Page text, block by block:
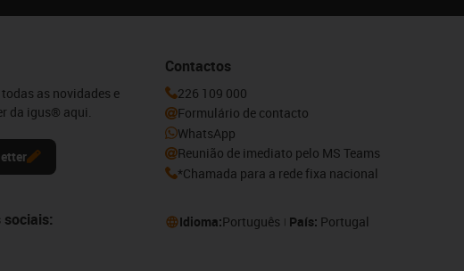
as novidades e
da igus® aqui.
Contactos
226 109 000
Formulário de contacto
WhatsApp
Reunião de imediato pelo MS Teams
*Chamada para a rede fixa nacional
sociais: Idioma:Português País: Portugal